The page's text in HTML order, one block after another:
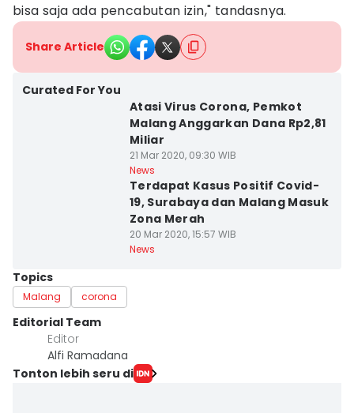
bisa saja ada pencabutan izin," tandasnya.
Share Article
Curated For You
Atasi Virus Corona, Pemkot
Malang Anggarkan Dana Rp2,81
Miliar
21 Mar 2020, 09:30 WIB
News
Terdapat Kasus Positif Covid-
19, Surabaya dan Malang Masuk
Zona Merah
20 Mar 2020, 15:57 WIB
News
Topics
Malang corona
Editorial Team
Editor
Alfi Ramadana
Tonton lebih seru di